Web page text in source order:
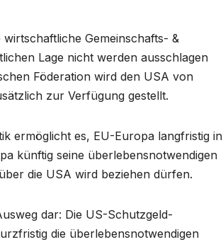
Gemeinschafts- &
Lage nicht werden ausschlagen
Föderation wird den USA von
zur Verfügung gestellt.
ermöglicht es, EU-Europa langfristig in
künftig seine überlebensnotwendigen
die USA wird beziehen dürfen.
dar: Die US-Schutzgeld-
die überlebensnotwendigen